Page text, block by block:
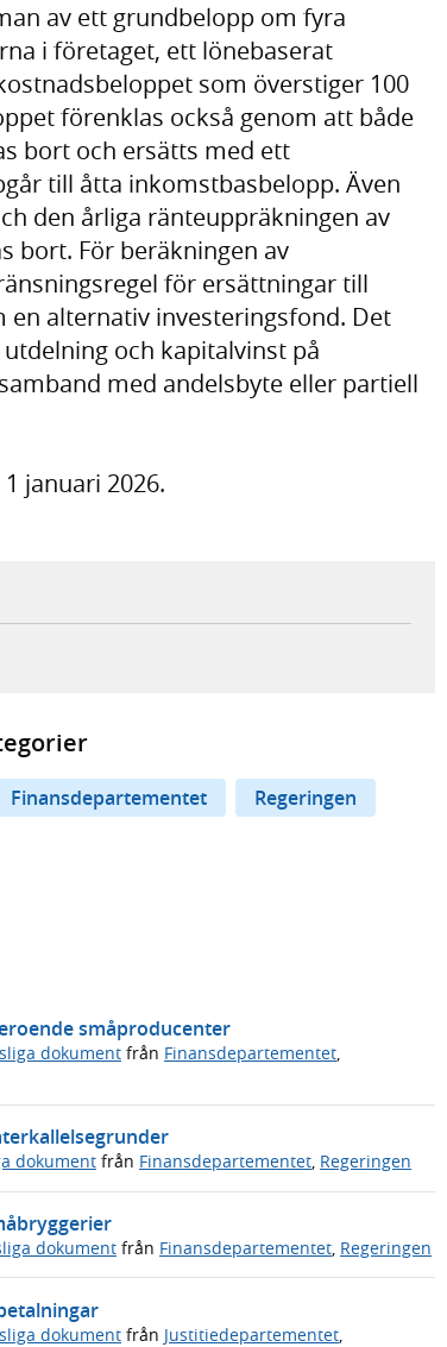
av ett grundbelopp om fyra
i företaget, ett lönebaserat
som överstiger 100
förenklas också genom att både
bort och ersätts med ett
till åtta inkomstbasbelopp. Även
den årliga ränteuppräkningen av
bort. För beräkningen av
för ersättningar till
en alternativ investeringsfond. Det
och kapitalvinst på
med andelsbyte eller partiell
januari 2026.
extern webbplats,
din e-postklient,
Finansdepartementet
Regeringen
småproducenter
dokument från Finansdepartementet
dokument från Finansdepartementet, Regeringen
dokument från Finansdepartementet, Regeringen
dokument från Justitiedepartementet